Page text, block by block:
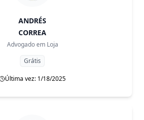
ANDRÉS
CORREA
Advogado em Loja
Grátis
Última vez: 1/18/2025